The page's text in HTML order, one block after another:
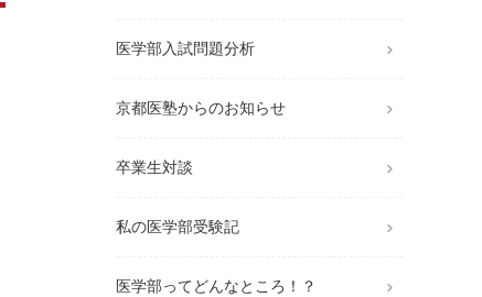
医学部入試問題分析
京都医塾からのお知らせ
卒業生対談
私の医学部受験記
医学部ってどんなところ！？